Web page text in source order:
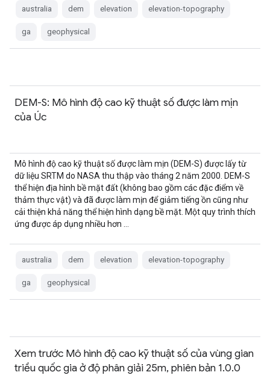
australia dem elevation elevation-topography
ga geophysical
DEM-S: Mô hình độ cao kỹ thuật số được làm mịn
của Úc
Mô hình độ cao kỹ thuật số được làm mịn (DEM-S) được lấy từ
dữ liệu SRTM do NASA thu thập vào tháng 2 năm 2000. DEM-S
thể hiện địa hình bề mặt đất (không bao gồm các đặc điểm về
thảm thực vật) và đã được làm mịn để giảm tiếng ồn cũng như
cải thiện khả năng thể hiện hình dạng bề mặt. Một quy trình thích
ứng được áp dụng nhiều hơn …
australia dem elevation elevation-topography
ga geophysical
Xem trước Mô hình độ cao kỹ thuật số của vùng gian
triều quốc gia ở độ phân giải 25m, phiên bản 1.0.0